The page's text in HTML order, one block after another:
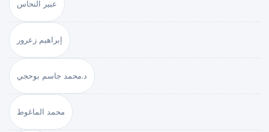
عبير النحاس
إبراهيم زعرور
د.محمد جاسم بوحجي
محمد الماغوط